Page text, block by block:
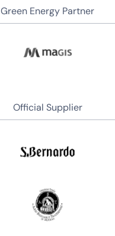
Green Energy Partner
Official Supplier